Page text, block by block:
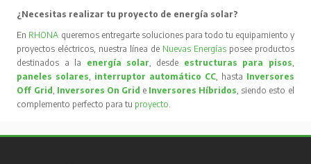
¿Necesitas realizar tu proyecto de energía solar?
En RHONA queremos entregarte soluciones para todo tu equipamiento y
proyectos eléctricos, nuestra línea de Nuevas Energíasposee productos
destinados a la energía solar , desde estructuras para pisos
paneles solares
interruptor automático CC, hasta Inversores
Off Grid Inversores On Grid e Inversores Híbridos , siendo esto el
complemento perfecto para tu proyecto